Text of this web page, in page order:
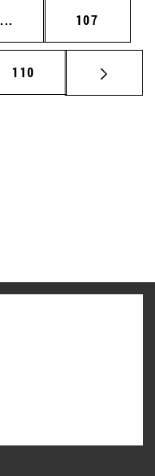
... Páginas intermedias
Página
107
Página
110